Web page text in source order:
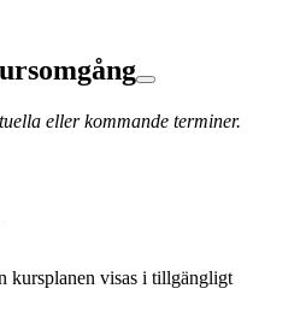
eller kommande terminer.
kursplanen visas i tillgängligt